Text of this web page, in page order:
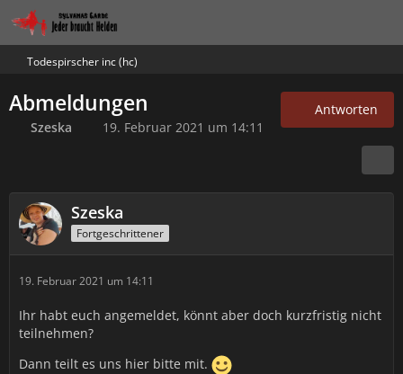
Todespirscher inc (hc)
Abmeldungen
Szeska 19. Februar 2021 um 14:11
Antworten
Szeska
Fortgeschrittener
19. Februar 2021 um 14:11
Ihr habt euch angemeldet, könnt aber doch kurzfristig nicht
teilnehmen?
Dann teilt es uns hier bitte mit.